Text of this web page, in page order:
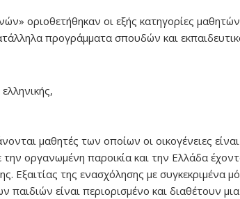
οριοθετήθηκαν οι εξής κατηγορίες
προγράμματα σπουδών και
μαθητές των οποίων οι οικογένειες
οργανωμένη παροικία και την Ελλάδα
Εξαιτίας της ενασχόλησης με συγκεκριμένα
παιδιών είναι περιορισμένο και διαθέτουν